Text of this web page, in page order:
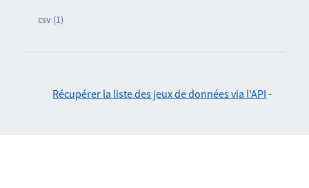
csv (1)
Récupérer la liste des jeux de données via l'API -